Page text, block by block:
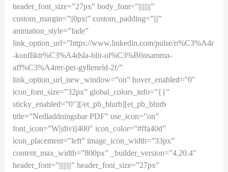
header_font_size=”27px” body_font=”||||||||”
custom_margin=”||0px|” custom_padding=”|||”
animation_style=”fade”
link_option_url=”https://www.linkedin.com/pulse/n%C3%A4r
-konfliktr%C3%A4dsla-blir-ol%C3%B6nsamma-
aff%C3%A4rer-per-gylleneld-2f/”
link_option_url_new_window=”on” hover_enabled=”0″
icon_font_size=”32px” global_colors_info=”{}”
sticky_enabled=”0″][/et_pb_blurb][et_pb_blurb
title=”Nedladdningsbar PDF” use_icon=”on”
font_icon=”W||divi||400″ icon_color=”#ffa40d”
icon_placement=”left” image_icon_width=”33px”
content_max_width=”800px” _builder_version=”4.20.4″
header_font=”||||||||” header_font_size=”27px”